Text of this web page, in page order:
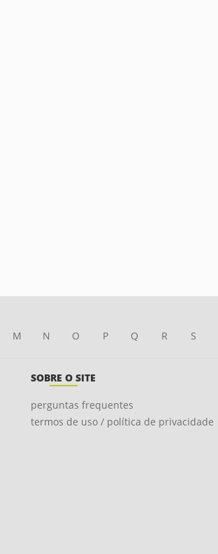
M N O P Q R S
SOBRE O SITE
perguntas frequentes
termos de uso / política de privacidade